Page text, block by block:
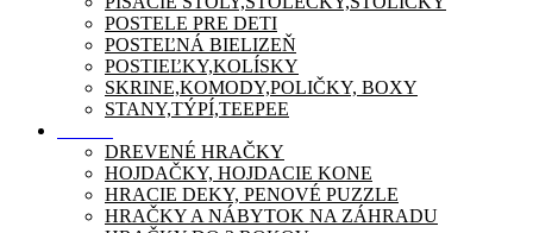
POSTELE PRE DETI
POSTEĽNÁ BIELIZEŇ
POSTIEĽKY,KOLÍSKY
SKRINE,KOMODY,POLIČKY, BOXY
STANY,TÝPÍ,TEEPEE
DREVENÉ HRAČKY
HOJDAČKY, HOJDACIE KONE
HRACIE DEKY, PENOVÉ PUZZLE
HRAČKY A NÁBYTOK NA ZÁHRADU